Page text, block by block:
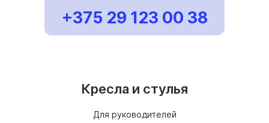
+375 29 123 00 38
Кресла и стулья
Для руководителей